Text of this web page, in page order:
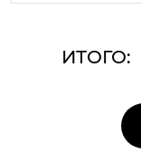
ИТОГО: